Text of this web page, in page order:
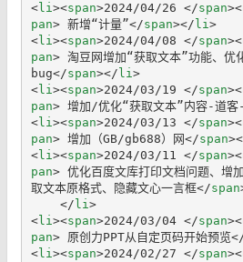
<li><span>2024/04/26 </span><
pan> 新增“计量”</span></ li>
<li><span>2024/04/08 </span><
pan> 淘豆网增加“获取文本”功能、优
bug</span></ li>
<li><span>2024/03/19 </span><
pan> 增加/优化“获取文本”内容-道客
<li><span>2024/03/13 </span><
pan> 增加（GB/gb688）网</span>
<li><span>2024/03/11 </span><
pan> 优化百度文库打印文档问题、
取文本原格式、隐藏文心一言框</span
</ li>
<li><span>2024/03/04 </span><
pan> 原创力PPT从自定页码开始预览
<li><span>2024/02/27 </span><